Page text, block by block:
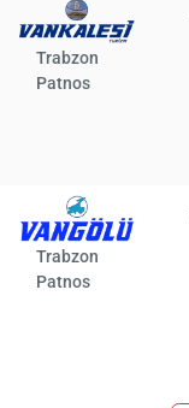
Trabzon
Patnos
Trabzon
Patnos